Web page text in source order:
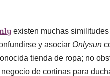
existen muchas
y asociar Onlysun
tienda de ropa; no
de cortinas para